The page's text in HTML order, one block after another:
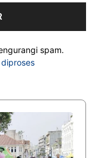
spam.